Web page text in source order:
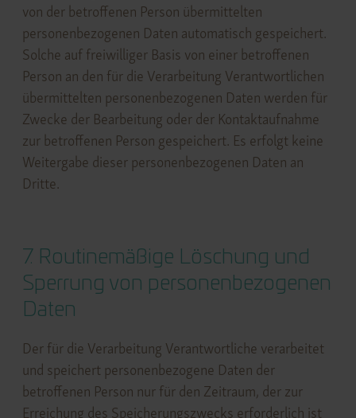
von der betroffenen Person übermittelten
personenbezogenen Daten automatisch gespeichert.
Solche auf freiwilliger Basis von einer betroffenen
Person an den für die Verarbeitung Verantwortlichen
übermittelten personenbezogenen Daten werden für
Zwecke der Bearbeitung oder der Kontaktaufnahme
zur betroffenen Person gespeichert. Es erfolgt keine
Weitergabe dieser personenbezogenen Daten an
Dritte.
7. Routinemäßige Löschung und
Sperrung von personenbezogenen
Daten
Der für die Verarbeitung Verantwortliche verarbeitet
und speichert personenbezogene Daten der
betroffenen Person nur für den Zeitraum, der zur
Erreichung des Speicherungszwecks erforderlich ist